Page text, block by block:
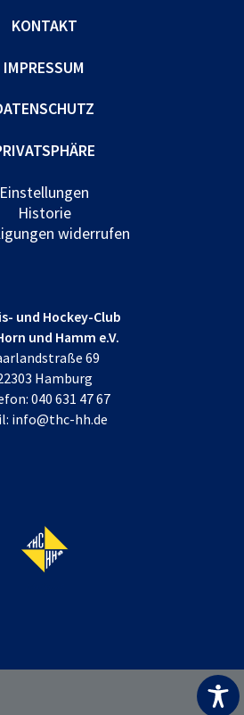
KONTAKT
IMPRESSUM
Einstellungen
Historie
widerrufen
und Hockey-Club
und Hamm e.V.
69
Hamburg
040 631 47 67
info@thc-hh.de